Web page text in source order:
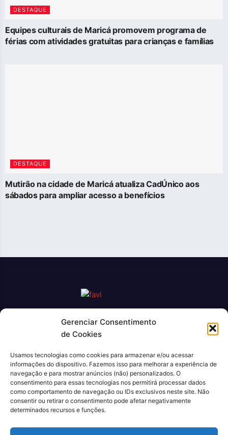
Gerenciar Consentimento
de Cookies
Usamos tecnologias como cookies para armazenar e/ou acessar
informações do dispositivo. Fazemos isso para melhorar a experiência de
navegação e para mostrar anúncios (não) personalizados. O
consentimento para essas tecnologias nos permitirá processar dados
como comportamento de navegação ou IDs exclusivos neste site. Não
consentir ou retirar o consentimento pode afetar negativamente
determinados recursos e funções.
DESTAQUE
Equipes culturais de Maricá promovem programa de
férias com atividades gratuitas para crianças e famílias
DESTAQUE
Mutirão na cidade de Maricá atualiza CadÚnico aos
sábados para ampliar acesso a benefícios
O Jornal Rio Press é um portal de notícias e um jornal
impresso que cobre diversas notícias sobre a cidade do Rio
jornal é uma fonte confiável de informações sobre política,
economia, cultura, entre outros temas relevantes para a
população carioca. Além disso, o Jornal Rio Press oferece
conteúdo exclusivo em sua versão online, trazendo ainda
mais facilidade e comodidade para seus leitores.